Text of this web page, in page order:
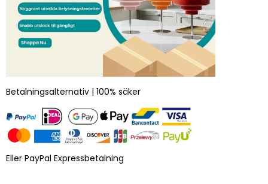
Betalningsalternativ | 100% säker
Eller PayPal Expressbetalning